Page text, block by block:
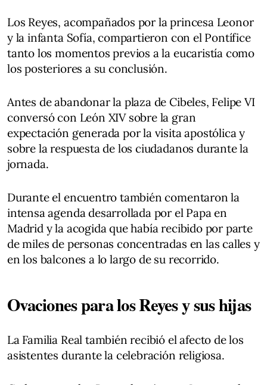
Los Reyes, acompañados por la princesa Leonor
y la infanta Sofía, compartieron con el Pontífice
tanto los momentos previos a la eucaristía como
los posteriores a su conclusión.
Antes de abandonar la plaza de Cibeles, Felipe VI
conversó con León XIV sobre la gran
expectación generada por la visita apostólica y
sobre la respuesta de los ciudadanos durante la
jornada.
Durante el encuentro también comentaron la
intensa agenda desarrollada por el Papa en
Madrid y la acogida que había recibido por parte
de miles de personas concentradas en las calles y
en los balcones a lo largo de su recorrido.
Ovaciones para los Reyes y sus hijas
La Familia Real también recibió el afecto de los
asistentes durante la celebración religiosa.